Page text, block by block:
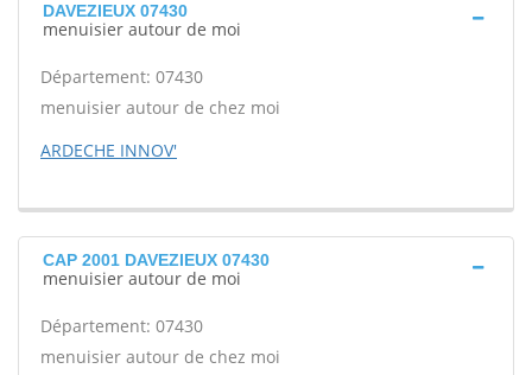
DAVEZIEUX 07430
menuisier autour de moi
Département: 07430
menuisier autour de chez moi
ARDECHE INNOV'
CAP 2001 DAVEZIEUX 07430
menuisier autour de moi
Département: 07430
menuisier autour de chez moi